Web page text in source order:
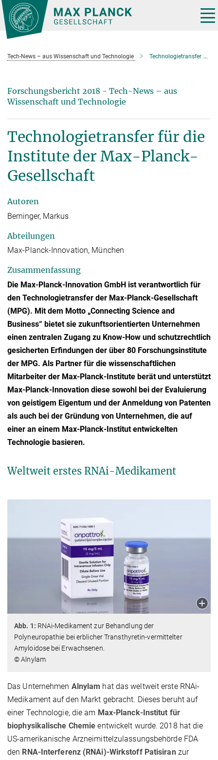
Hauptinhalt
Tech-News – aus Wissenschaft und Technologie Technologietransfer 2018 für die Institute der Max-Planck-Gesellschaft
Forschungsbericht 2018 - Tech-News – aus
Wissenschaft und Technologie
Technologietransfer für die
Institute der Max-Planck-
Gesellschaft
Autoren
Berninger, Markus
Abteilungen
Max-Planck-Innovation, München
Zusammenfassung
Die Max-Planck-Innovation GmbH ist verantwortlich für
den Technologietransfer der Max-Planck-Gesellschaft
(MPG). Mit dem Motto „Connecting Science and
Business“ bietet sie zukunftsorientierten Unternehmen
einen zentralen Zugang zu Know-How und schutzrechtlich
gesicherten Erfindungen der über 80 Forschungsinstitute
der MPG. Als Partner für die wissenschaftlichen
Mitarbeiter der Max-Planck-Institute berät und unterstützt
Max-Planck-Innovation diese sowohl bei der Evaluierung
von geistigem Eigentum und der Anmeldung von Patenten
als auch bei der Gründung von Unternehmen, die auf
einer an einem Max-Planck-Institut entwickelten
Technologie basieren.
Weltweit erstes RNAi-Medikament
Abb. 1: RNAi-Medikament zur Behandlung der
Polyneuropathie bei erblicher Transthyretin-vermittelter
Amyloidose bei Erwachsenen.
© Alnylam
Das Unternehmen Alnylam hat das weltweit erste RNAi-
Medikament auf den Markt gebracht. Dieses beruht auf
einer Technologie, die am Max-Planck-Institut für
biophysikalische Chemie entwickelt wurde. 2018 hat die
US-amerikanische Arzneimittelzulassungsbehörde FDA
den RNA-Interferenz (RNAi)-Wirkstoff Patisiran zur